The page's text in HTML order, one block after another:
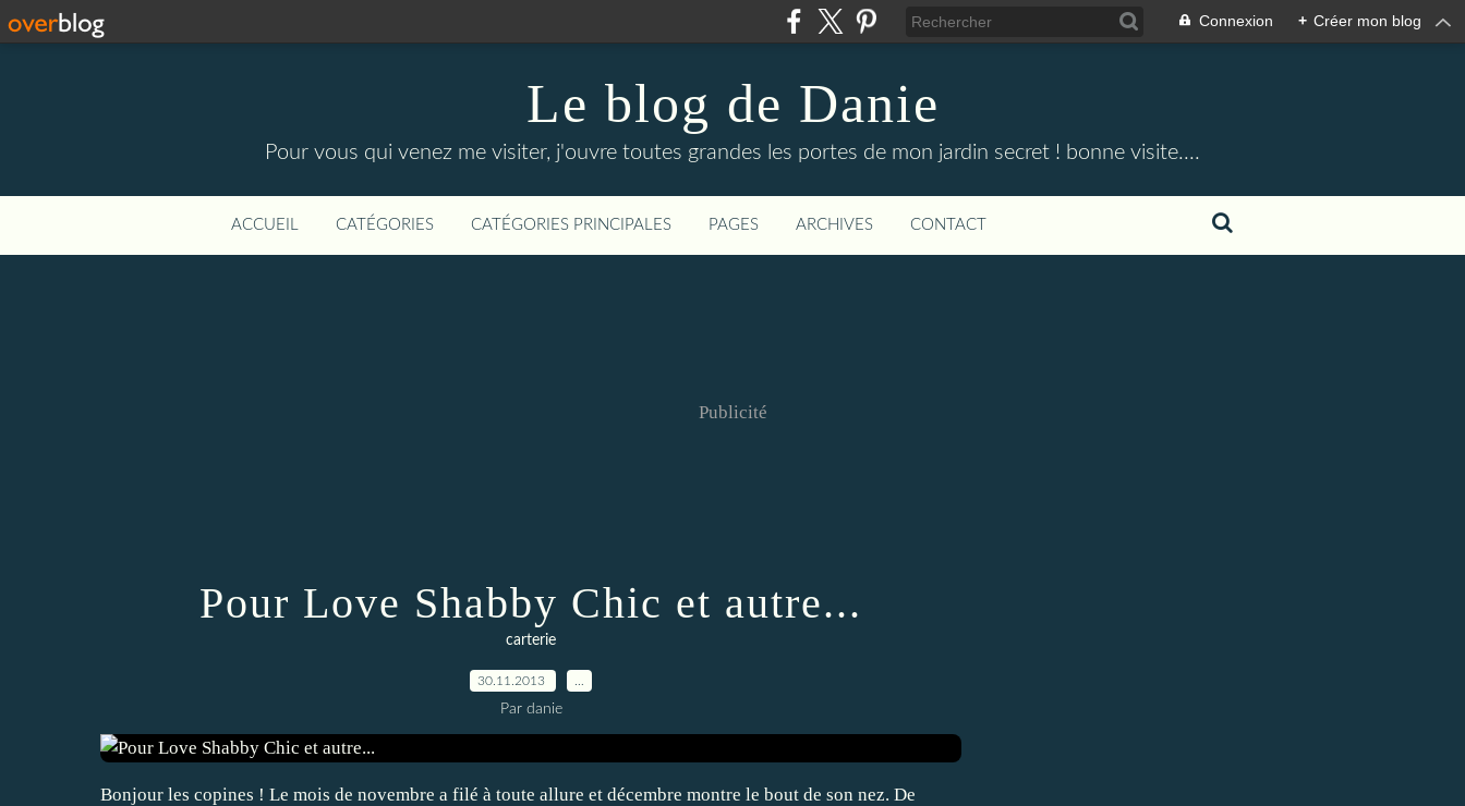
Connexion + Créer mon blog
Le blog de Danie
Pour vous qui venez me visiter, j'ouvre toutes grandes les portes de mon jardin secret ! bonne visite....
ACCUEIL CATÉGORIES CATÉGORIES PRINCIPALES PAGES ARCHIVES CONTACT
Publicité
Pour Love Shabby Chic et autre...
carterie
30.11.2013
Par danie
Bonjour les copines ! Le mois de novembre a filé à toute allure et décembre montre le bout de son nez. De